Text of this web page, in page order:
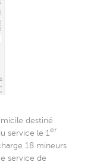
destiné
service le 1 er
18 mineurs
service de